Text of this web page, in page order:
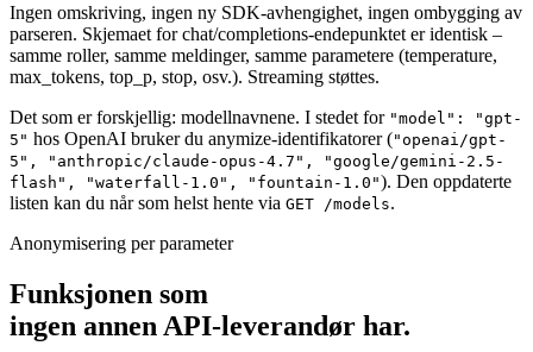
Ingen omskriving, ingen ny SDK-avhengighet, ingen ombygging av
parseren. Skjemaet for chat/completions-endepunktet er identisk –
samme roller, samme meldinger, samme parametere (temperature,
max_tokens, top_p, stop, osv.). Streaming støttes.
Det som er forskjellig: modellnavnene. I stedet for "model": "gpt-
5" hos OpenAI bruker du anymize-identifikatorer ("openai/gpt-
5", "anthropic/claude-opus-4.7", "google/gemini-2.5-
flash", "waterfall-1.0", "fountain-1.0"). Den oppdaterte
listen kan du når som helst hente via GET /models.
Anonymisering per parameter
Funksjonen som
ingen annen API-leverandør har.